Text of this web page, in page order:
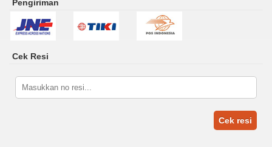
Pengiriman
Cek Resi
Cek resi